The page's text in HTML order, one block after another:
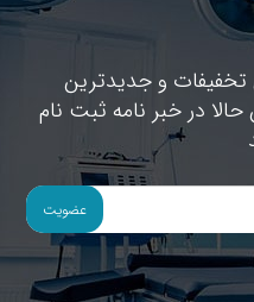
تخفیفات و جدیدترین
در خبر نامه ثبت نام
عضویت